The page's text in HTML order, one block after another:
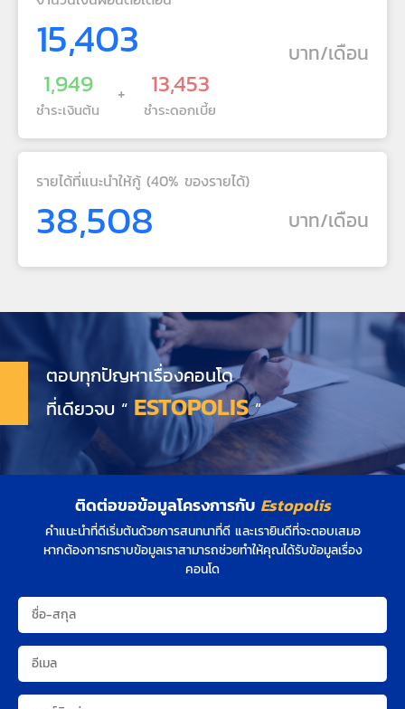
15,403 บาท/เดือน
1,949
ชำระเงินต้น
+ 13,453
ชำระดอกเบี้ย
รายได้ที่แนะนำให้กู้ (40% ของรายได้)
38,508 บาท/เดือน
ตอบทุกปัญหาเรื่องคอนโด
ที่เดียวจบ “ ESTOPOLIS”
ติดต่อขอข้อมูลโครงการกับ Estopolis
คำแนะนำที่ดีเริ่มต้นด้วยการสนทนาที่ดี และเรายินดีที่จะตอบเสมอ
หากต้องการทราบข้อมูลเราสามารถช่วยทำให้คุณได้รับข้อมูลเรื่อง
คอนโด